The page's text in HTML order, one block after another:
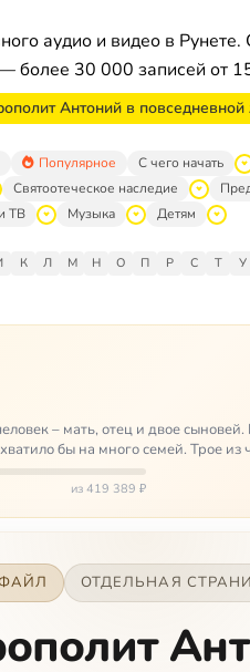
аудио и видео в
более 30 000 записей от
Антоний в
Популярное С чего начать
Святоотеческое наследие
ТВ Музыка Детям
К Л М Н О П Р С Т У
– мать, отец и двое
бы на много семей. Трое
из 419 389 ₽
ОТДЕЛЬНАЯ